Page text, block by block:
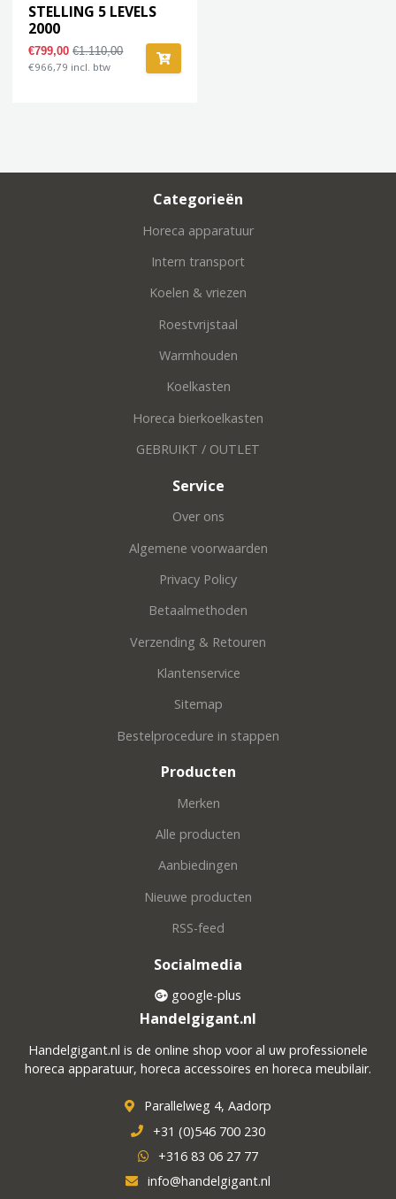
STELLING 5 LEVELS
2000
€799,00€1.110,00
€966,79 incl. btw
Categorieën
Horeca apparatuur
Intern transport
Koelen & vriezen
Roestvrijstaal
Warmhouden
Koelkasten
Horeca bierkoelkasten
GEBRUIKT / OUTLET
Service
Over ons
Algemene voorwaarden
Privacy Policy
Betaalmethoden
Verzending & Retouren
Klantenservice
Sitemap
Bestelprocedure in stappen
Producten
Merken
Alle producten
Aanbiedingen
Nieuwe producten
RSS-feed
Socialmedia
google-plus
Handelgigant.nl
Handelgigant.nl is de online shop voor al uw professionele
horeca apparatuur, horeca accessoires en horeca meubilair.
Parallelweg 4, Aadorp
+31 (0)546 700 230
+316 83 06 27 77
info@handelgigant.nl